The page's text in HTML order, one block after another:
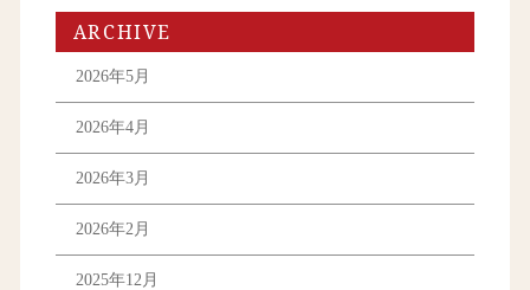
ARCHIVE
2026年5月
2026年4月
2026年3月
2026年2月
2025年12月